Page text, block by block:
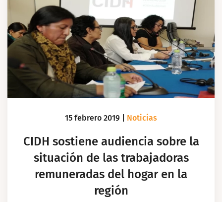
15 febrero 2019 Noticias
CIDH sostiene audiencia sobre la
situación de las trabajadoras
remuneradas del hogar en la
región